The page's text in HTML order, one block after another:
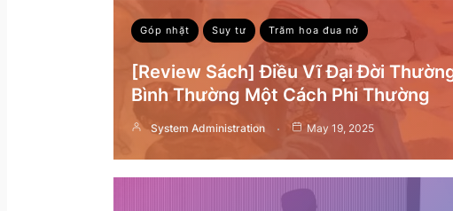
Góp nhặt Suy tư Trăm hoa đua nở
[Review Sách] Điều Vĩ Đại Đời
Bình Thường Một Cách Phi Thường
System Administration May 19, 2025